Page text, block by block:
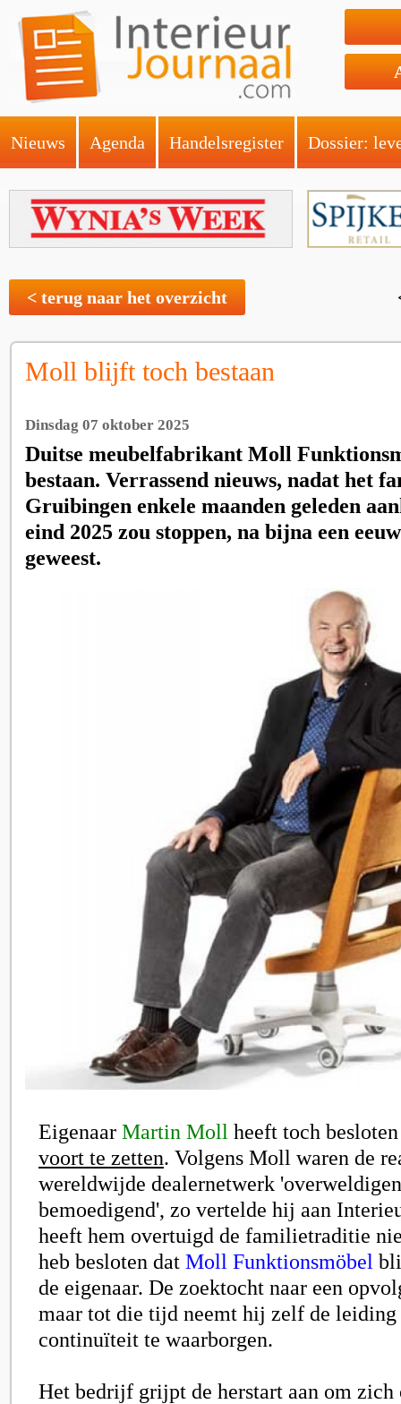
Nieuws Agenda Handelsregister Dossier:
< terug naar het overzicht
Moll blijft toch bestaan
Dinsdag 07 oktober 2025
Duitse meubelfabrikant Moll
bestaan. Verrassend nieuws, nadat het
Gruibingen enkele maanden geleden
eind 2025 zou stoppen, na bijna een
geweest.
Eigenaar Martin Moll heeft toch
voort te zetten. Volgens Moll waren de
wereldwijde dealernetwerk
bemoedigend', zo vertelde hij aan
heeft hem overtuigd de familietraditie
heb besloten dat Moll Funktionsmöbel
de eigenaar. De zoektocht naar een
maar tot die tijd neemt hij zelf de leiding
continuïteit te waarborgen.
Het bedrijf grijpt de herstart aan om zich